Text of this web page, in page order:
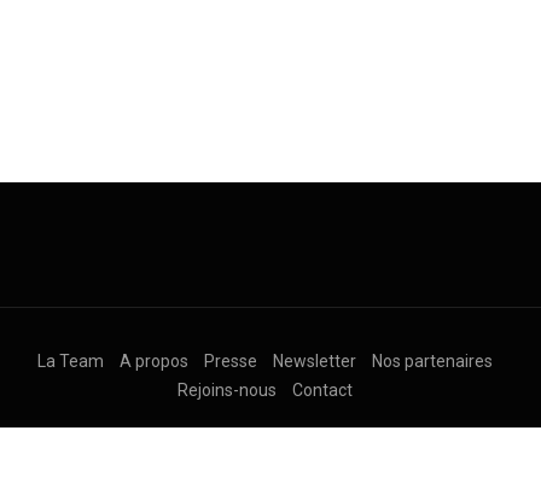
La Team A propos Presse Newsletter
Nos partenaires
Rejoins-nous
Contact